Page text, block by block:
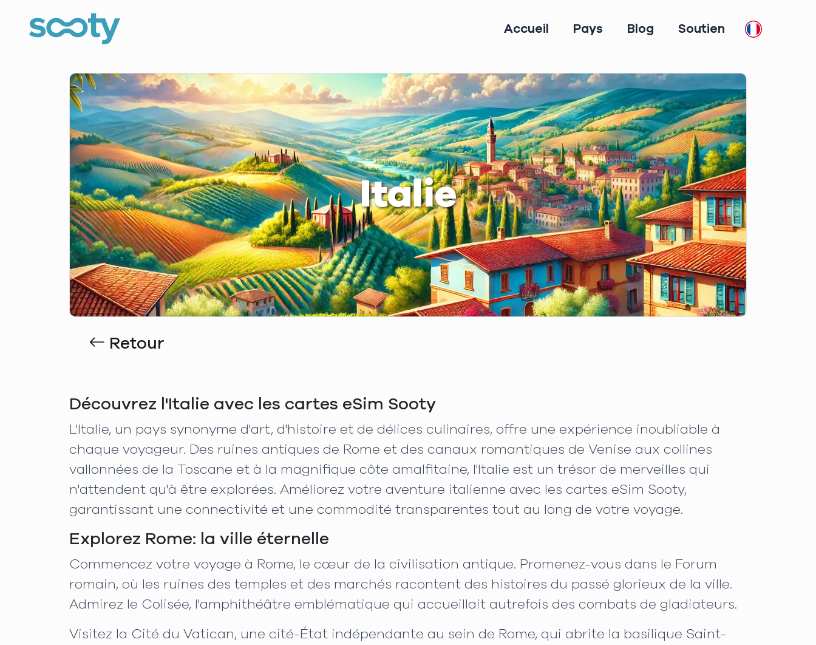
Accueil Pays Blog Soutien
Italie
Retour
Découvrez l'Italie avec les cartes eSim Sooty
L'Italie, un pays synonyme d'art, d'histoire et de délices culinaires, offre une expérience inoubliable à
chaque voyageur. Des ruines antiques de Rome et des canaux romantiques de Venise aux collines
vallonnées de la Toscane et à la magnifique côte amalfitaine, l'Italie est un trésor de merveilles qui
n'attendent qu'à être explorées. Améliorez votre aventure italienne avec les cartes eSim Sooty,
garantissant une connectivité et une commodité transparentes tout au long de votre voyage.
Explorez Rome: la ville éternelle
Commencez votre voyage à Rome, le cœur de la civilisation antique. Promenez-vous dans le Forum
romain, où les ruines des temples et des marchés racontent des histoires du passé glorieux de la ville.
Admirez le Colisée, l'amphithéâtre emblématique qui accueillait autrefois des combats de gladiateurs.
Visitez la Cité du Vatican, une cité-État indépendante au sein de Rome, qui abrite la basilique Saint-